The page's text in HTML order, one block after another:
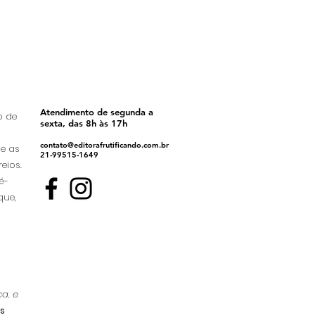
de
as
e
Atendimento de segunda a
sexta, das 8h às 17h
contato@editorafrutificando.com.br
21-99515-1649